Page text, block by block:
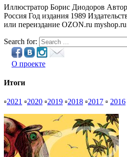
Иллюстратор Борис Диодоров
Россия Год издания 1989
или переиздание OZON.ru
Search for:
О проекте
Итоги
▫2021 ▫2020 ▫2019 ▫2018 ▫2017 ▫ 2016